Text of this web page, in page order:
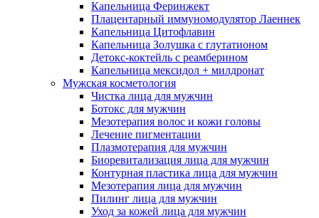
Капельница Феринжект
Плацентарный иммуномодулятор Лаеннек
Капельница Цитофлавин
Капельница Золушка с глутатионом
Детокс-коктейль с реамберином
Капельница мексидол + милдронат
Мужская косметология
Чистка лица для мужчин
Ботокс для мужчин
Мезотерапия волос и кожи головы
Лечение пигментации
Плазмотерапия для мужчин
Биоревитализация лица для мужчин
Контурная пластика лица для мужчин
Мезотерапия лица для мужчин
Пилинг лица для мужчин
Уход за кожей лица для мужчин